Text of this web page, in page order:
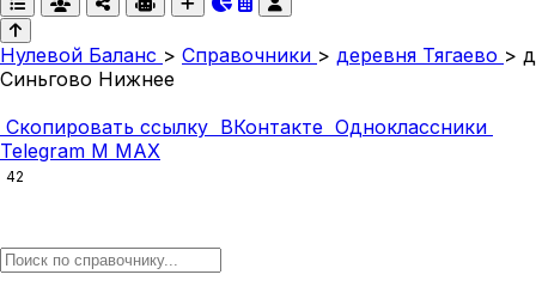
Нулевой Баланс > Справочники > деревня Тягаево > д
Синьгово Нижнее
Скопировать ссылку ВКонтакте Одноклассники
Telegram M MAX
42